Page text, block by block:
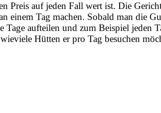
Preis auf jeden Fall wert ist. Die
einem Tag machen. Sobald man die
aufteilen und zum Beispiel jeden
Hütten er pro Tag besuchen